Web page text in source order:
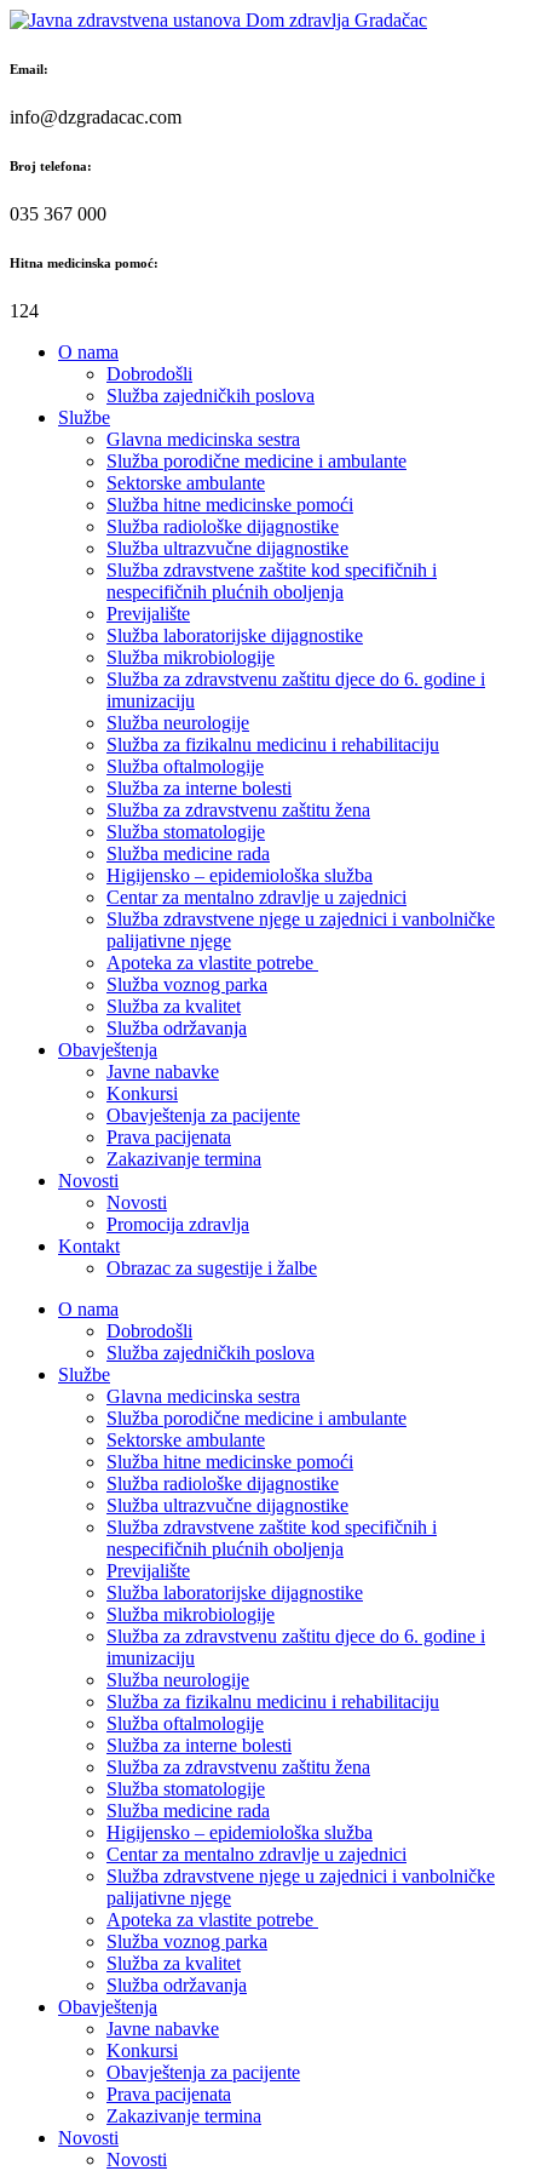
Skip
content
Email:
info@dzgradacac.com
Broj telefona:
035 367 000
Hitna medicinska pomoć:
124
O nama
Dobrodošli
Služba zajedničkih poslova
Službe
Glavna medicinska sestra
Služba porodične medicine i ambulante
Sektorske ambulante
Služba hitne medicinske pomoći
Služba radiološke dijagnostike
Služba ultrazvučne dijagnostike
Služba zdravstvene zaštite kod specifičnih i
nespecifičnih plućnih oboljenja
Previjalište
Služba laboratorijske dijagnostike
Služba mikrobiologije
Služba za zdravstvenu zaštitu djece do 6. godine i
imunizaciju
Služba neurologije
Služba za fizikalnu medicinu i rehabilitaciju
Služba oftalmologije
Služba za interne bolesti
Služba za zdravstvenu zaštitu žena
Služba stomatologije
Služba medicine rada
Higijensko – epidemiološka služba
Centar za mentalno zdravlje u zajednici
Služba zdravstvene njege u zajednici i vanbolničke
palijativne njege
Apoteka za vlastite potrebe
Služba voznog parka
Služba za kvalitet
Služba održavanja
Obavještenja
Javne nabavke
Konkursi
Obavještenja za pacijente
Prava pacijenata
Zakazivanje termina
Novosti
Novosti
Promocija zdravlja
Kontakt
Obrazac za sugestije i žalbe
O nama
Dobrodošli
Služba zajedničkih poslova
Službe
Glavna medicinska sestra
Služba porodične medicine i ambulante
Sektorske ambulante
Služba hitne medicinske pomoći
Služba radiološke dijagnostike
Služba ultrazvučne dijagnostike
Služba zdravstvene zaštite kod specifičnih i
nespecifičnih plućnih oboljenja
Previjalište
Služba laboratorijske dijagnostike
Služba mikrobiologije
Služba za zdravstvenu zaštitu djece do 6. godine i
imunizaciju
Služba neurologije
Služba za fizikalnu medicinu i rehabilitaciju
Služba oftalmologije
Služba za interne bolesti
Služba za zdravstvenu zaštitu žena
Služba stomatologije
Služba medicine rada
Higijensko – epidemiološka služba
Centar za mentalno zdravlje u zajednici
Služba zdravstvene njege u zajednici i vanbolničke
palijativne njege
Apoteka za vlastite potrebe
Služba voznog parka
Služba za kvalitet
Služba održavanja
Obavještenja
Javne nabavke
Konkursi
Obavještenja za pacijente
Prava pacijenata
Zakazivanje termina
Novosti
Novosti